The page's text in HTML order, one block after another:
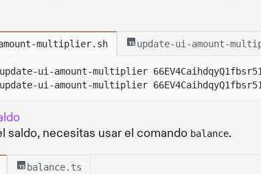
multiplier.sh update-ui-amount-
ui-amount-multiplier
ui-amount-multiplier
saldo, necesitas usar el comando balance.
balance.ts